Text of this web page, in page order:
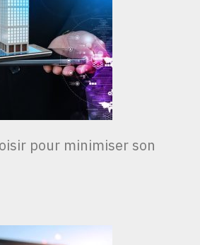
pour minimiser son